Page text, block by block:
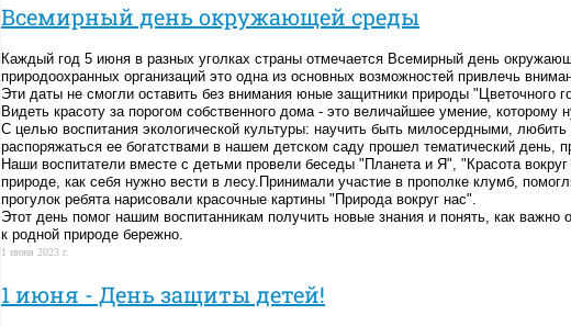
Всемирный день окружающей среды
Каждый год 5 июня в разных уголках страны отмечается Всемирный день
природоохранных организаций это одна из основных возможностей привлечь
Эти даты не смогли оставить без внимания юные защитники природы "Цветочного
Видеть красоту за порогом собственного дома - это величайшее умение, которому
С целью воспитания экологической культуры: научить быть милосердными,
распоряжаться ее богатствами в нашем детском саду прошел тематический день,
Наши воспитатели вместе с детьми провели беседы "Планета и Я", "Красота
природе, как себя нужно вести в лесу.Принимали участие в прополке клумб,
прогулок ребята нарисовали красочные картины "Природа вокруг нас".
Этот день помог нашим воспитанникам получить новые знания и понять, как важно
к родной природе бережно.
1 июня 2023 г.
1 июня - День защиты детей!